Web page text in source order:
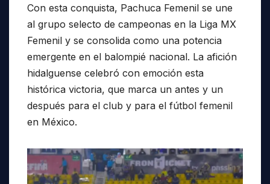
Con esta conquista, Pachuca Femenil se une
al grupo selecto de campeonas en la Liga MX
Femenil y se consolida como una potencia
emergente en el balompié nacional. La afición
hidalguense celebró con emoción esta
histórica victoria, que marca un antes y un
después para el club y para el fútbol femenil
en México.